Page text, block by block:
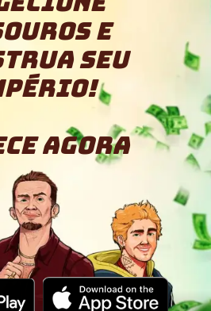
e
seu
agora